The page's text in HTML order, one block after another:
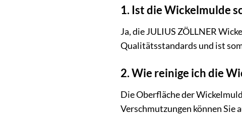
1. Ist die Wickelmulde
Ja, die JULIUS ZÖLLNER
Qualitätsstandards und ist
2. Wie reinige ich die
Die Oberfläche der
Verschmutzungen können Sie